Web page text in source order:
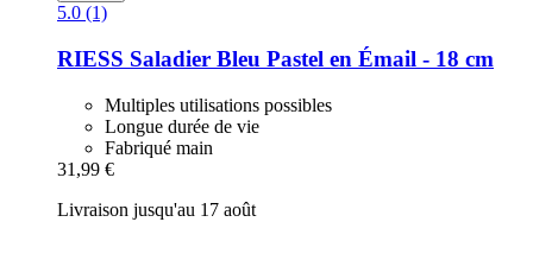
5.0 (1)
RIESS Saladier Bleu Pastel en Émail -​ 18 cm
Multiples utilisations possibles
Longue durée de vie
Fabriqué main
31,99 €
Livraison jusqu'au 17 août